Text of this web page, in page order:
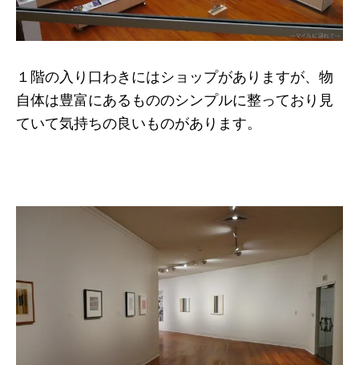
１階の入り口わきにはショップがありますが、物
自体は豊富にあるもののシンプルに整っており見
ていて気持ちの良いものがあります。